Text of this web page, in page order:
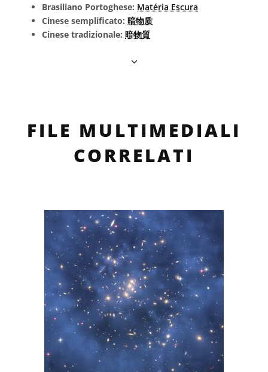
Brasiliano Portoghese: Matéria Escura
Cinese semplificato: 暗物质
Cinese tradizionale: 暗物質
FILE MULTIMEDIALI
CORRELATI